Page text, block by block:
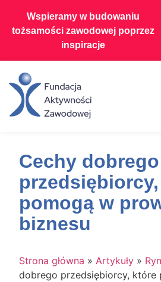
Wspieramy w budowaniu
tożsamości zawodowej poprzez
inspiracje
Cechy dobrego
pomogą w
biznesu
Strona główna » Artykuły »
dobrego przedsiębiorcy, które